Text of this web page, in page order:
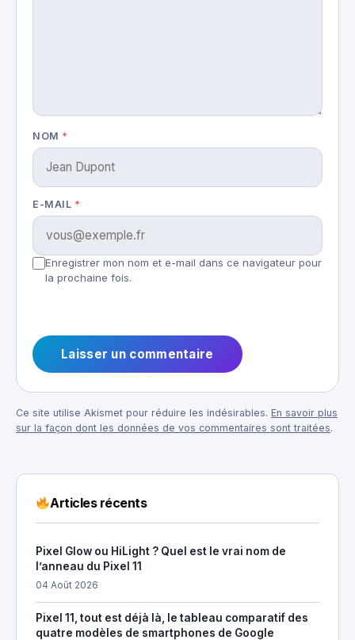
NOM *
E-MAIL *
Enregistrer mon nom et e-mail dans ce navigateur pour
la prochaine fois.
Ce site utilise Akismet pour réduire les indésirables. En savoir plus
sur la façon dont les données de vos commentaires sont traitées.
Articles récents
Pixel Glow ou HiLight ? Quel est le vrai nom de
l’anneau du Pixel 11
04 Août 2026
Pixel 11, tout est déjà là, le tableau comparatif des
quatre modèles de smartphones de Google